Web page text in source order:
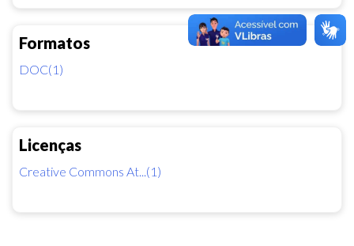
Formatos
DOC(1)
Licenças
Creative Commons At...(1)